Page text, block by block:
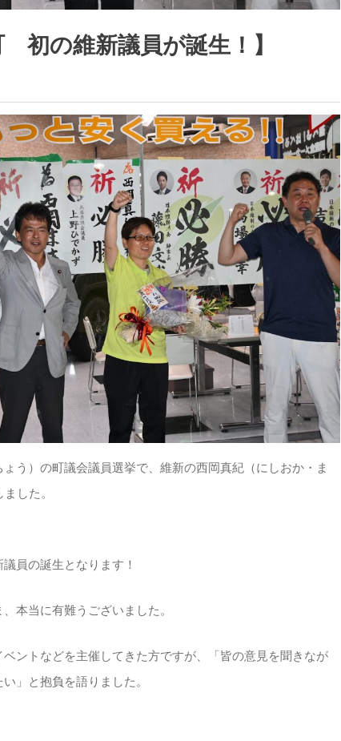
初の維新議員が誕生！】
う）の町議会議員選挙で、維新の西岡真紀（にしおか・ま
した。
員の誕生となります！
本当に有難うございました。
ントなどを主催してきた方ですが、「皆の意見を聞きなが
」と抱負を語りました。